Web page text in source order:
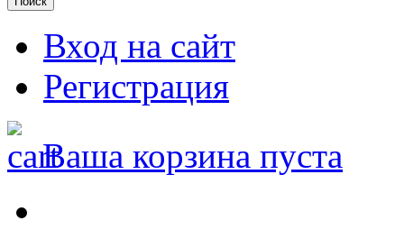
Вход на сайт
Регистрация
Ваша корзина пуста